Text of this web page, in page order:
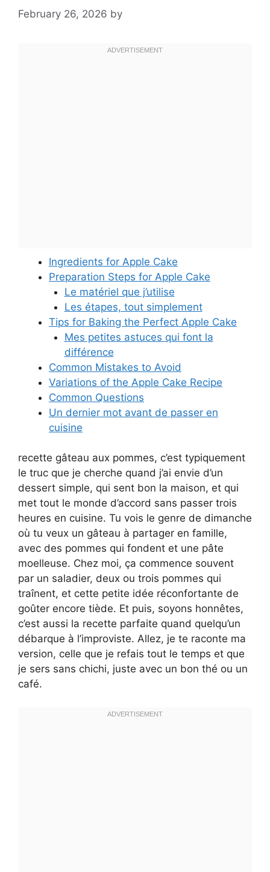
February 26, 2026 by
Ingredients for Apple Cake
Preparation Steps for Apple Cake
Le matériel que j’utilise
Les étapes, tout simplement
Tips for Baking the Perfect Apple Cake
Mes petites astuces qui font la
différence
Common Mistakes to Avoid
Variations of the Apple Cake Recipe
Common Questions
Un dernier mot avant de passer en
cuisine
recette gâteau aux pommes, c’est typiquement
le truc que je cherche quand j’ai envie d’un
dessert simple, qui sent bon la maison, et qui
met tout le monde d’accord sans passer trois
heures en cuisine. Tu vois le genre de dimanche
où tu veux un gâteau à partager en famille,
avec des pommes qui fondent et une pâte
moelleuse. Chez moi, ça commence souvent
par un saladier, deux ou trois pommes qui
traînent, et cette petite idée réconfortante de
goûter encore tiède. Et puis, soyons honnêtes,
c’est aussi la recette parfaite quand quelqu’un
débarque à l’improviste. Allez, je te raconte ma
version, celle que je refais tout le temps et que
je sers sans chichi, juste avec un bon thé ou un
café.